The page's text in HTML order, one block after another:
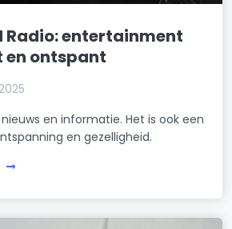
Radio: entertainment
ontspant
en informatie. Het is ook een
en gezelligheid.